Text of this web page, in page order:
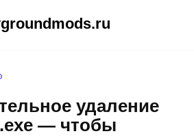
удаление
— чтобы